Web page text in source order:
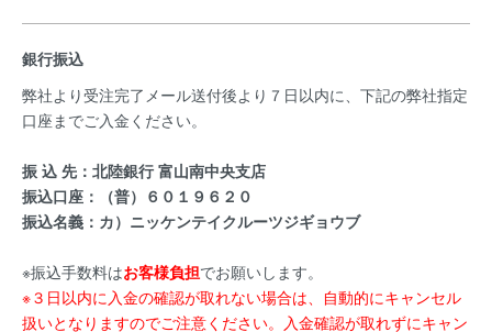
銀行振込
弊社より受注完了メール送付後より７日以内に、下記の弊社指定
口座までご入金ください。
振 込 先：北陸銀行 富山南中央支店
振込口座：（普）６０１９６２０
振込名義：カ）ニッケンテイクルーツジギョウブ
※振込手数料はお客様負担でお願いします。
※３日以内に入金の確認が取れない場合は、自動的にキャンセル
扱いとなりますのでご注意ください。入金確認が取れずにキャン